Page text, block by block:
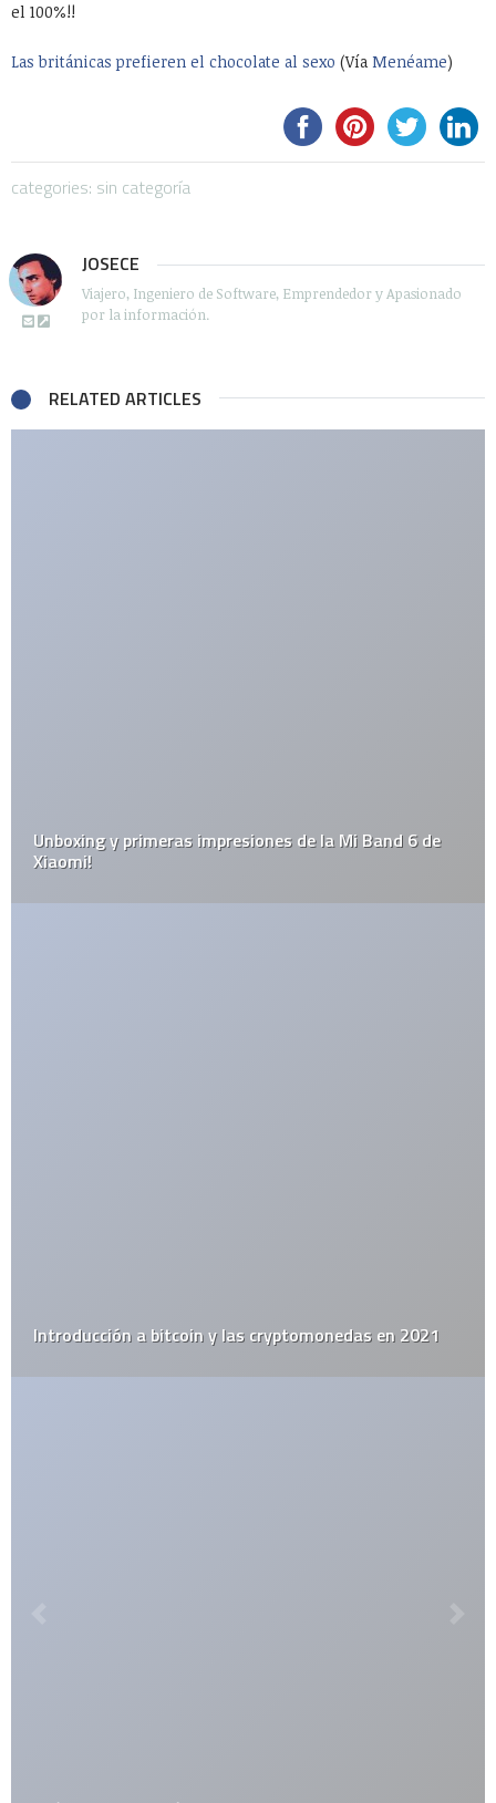
el 100%!!
Las británicas prefieren el chocolate al sexo (Vía Menéame)
categories: sin categoría
JOSECE
Viajero, Ingeniero de Software, Emprendedor y Apasionado
por la información.
RELATED ARTICLES